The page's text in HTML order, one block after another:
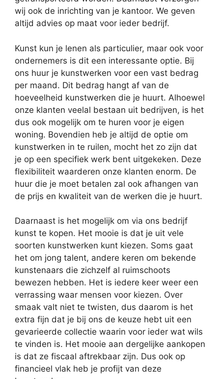
wij ook de inrichting van je kantoor. We geven
altijd advies op maat voor ieder bedrijf.
Kunst kun je lenen als particulier, maar ook voor
ondernemers is dit een interessante optie. Bij
ons huur je kunstwerken voor een vast bedrag
per maand. Dit bedrag hangt af van de
hoeveelheid kunstwerken die je huurt. Alhoewel
onze klanten veelal bestaan uit bedrijven, is het
dus ook mogelijk om te huren voor je eigen
woning. Bovendien heb je altijd de optie om
kunstwerken in te ruilen, mocht het zo zijn dat
je op een specifiek werk bent uitgekeken. Deze
flexibiliteit waarderen onze klanten enorm. De
huur die je moet betalen zal ook afhangen van
de prijs en kwaliteit van de werken die je huurt.
Daarnaast is het mogelijk om via ons bedrijf
kunst te kopen. Het mooie is dat je uit vele
soorten kunstwerken kunt kiezen. Soms gaat
het om jong talent, andere keren om bekende
kunstenaars die zichzelf al ruimschoots
bewezen hebben. Het is iedere keer weer een
verrassing waar mensen voor kiezen. Over
smaak valt niet te twisten, dus daarom is het
extra fijn dat je bij ons de keuze hebt uit een
gevarieerde collectie waarin voor ieder wat wils
te vinden is. Het mooie aan dergelijke aankopen
is dat ze fiscaal aftrekbaar zijn. Dus ook op
financieel vlak heb je profijt van deze